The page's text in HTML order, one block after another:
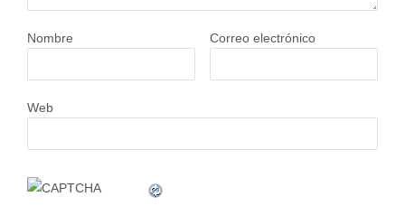
Nombre Correo electrónico
Web